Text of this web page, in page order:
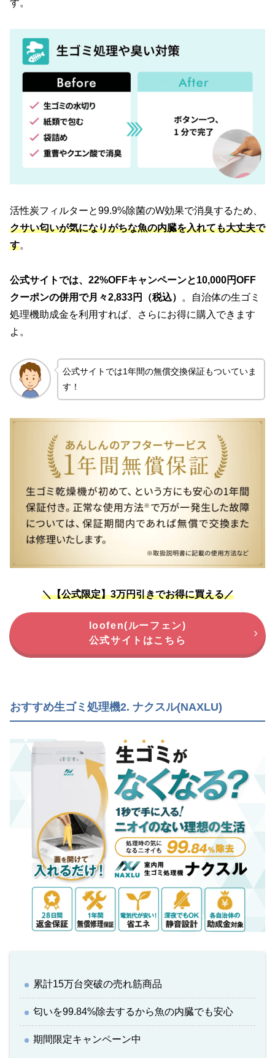
す。
活性炭フィルターと99.9%除菌のW効果で消臭するため、
クサい匂いが気になりがちな魚の内臓を入れても大丈夫で
す。
公式サイトでは、22%OFFキャンペーンと10,000円OFF
クーポンの併用で月々2,833円（税込）
。自治体の生ゴミ
処理機助成金を利用すれば、さらにお得に購入できます
よ。
公式サイトでは1年間の無償交換保証もついていま
す！
＼【公式限定】3万円引きでお得に買える／
loofen(ルーフェン)
公式サイトはこちら
おすすめ生ゴミ処理機2. ナクスル(NAXLU)
累計15万台突破の売れ筋商品
匂いを99.84%除去するから魚の内臓でも安心
期間限定キャンペーン中